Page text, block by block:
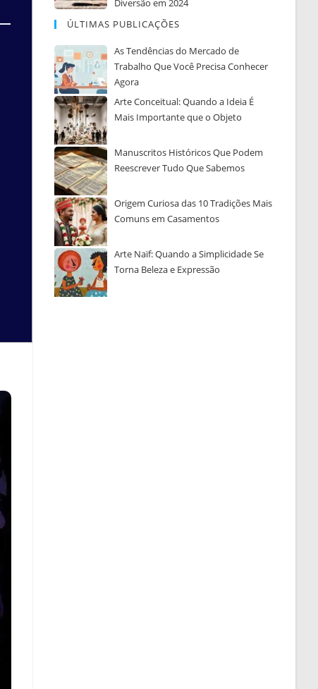
ÚLTIMAS PUBLICAÇÕES
As Tendências do Mercado de
Trabalho Que Você Precisa Conhecer
Agora
Arte Conceitual: Quando a Ideia É
Mais Importante que o Objeto
Manuscritos Históricos Que Podem
Reescrever Tudo Que Sabemos
Origem Curiosa das 10 Tradições Mais
Comuns em Casamentos
Arte Naïf: Quando a Simplicidade Se
Torna Beleza e Expressão